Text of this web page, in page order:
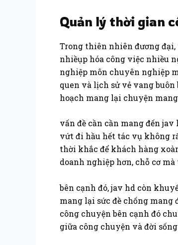
Quản lý thời gian
Trong thiên nhiên đương đại,
nhiềụp hóa công việc nhiều
nghiệp môn chuyên nghiệp
quen và lịch sử vẻ vang
hoạch mang lại chuyện
vấn đề cần cần mang đến
vứt đi hầu hết tác vụ không
thời khắc để khách hàng
doanh nghiệp hơn, chỗ cơ
bên cạnh đó, jav hd còn
mang lại sức đề chống
công chuyện bên cạnh đó
giữa công chuyện và đời